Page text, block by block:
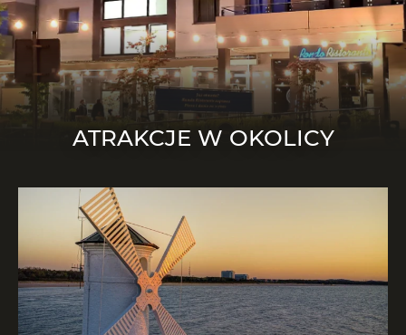
ATRAKCJE W OKOLICY